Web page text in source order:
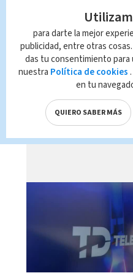
Telediario En
Brenes, 07 de
para darte la mejor
publicidad, entre otras
das tu consentimiento
nuestra Política de cookies
en tu
QUIERO SABER MÁS